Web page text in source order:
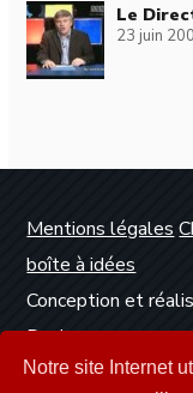
Notre site Internet
Le
23 juin
Mentions légales
boîte à idées
Conception et
Dunkerque